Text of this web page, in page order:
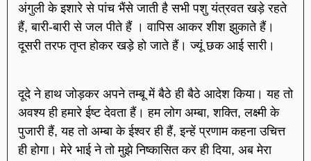
अंगुली के इशारे से पांच भैंसे जाती है सभी पशु यंत्रवत खड़े रहते
हैं, बारी-बारी से जल पीते हैं । वापिस आकर शीश झुकाते हैं।
दूसरी तरफ तृप्त होकर खड़े हो जाते हैं। ज्यूं छक आई सारी।
दूदे ने हाथ जोड़कर अपने तम्बू में बैठे ही बैठे आदेश किया। यह तो
अवश्य ही हमारे ईष्ट देवता हैं। हम लोग अम्बा, शक्ति, लक्ष्मी के
पुजारी हैं, यह तो अम्बा के ईश्वर ही हैं, इन्हें प्रणाम कहना उचित्त
ही होगा। मेरे भाई ने तो मुझे निष्कासित कर ही दिया, अब मेरा